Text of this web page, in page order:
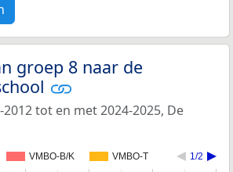
groep 8 naar de
tot en met 2024-2025, De
VMBO-B/K VMBO-T 1/2